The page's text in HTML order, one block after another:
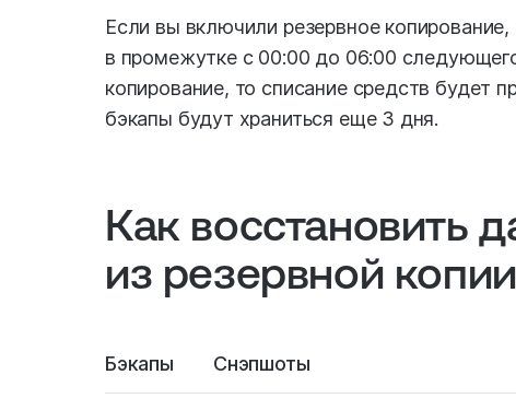
Если вы включили резервное
в промежутке с 00:00 до 06:00
копирование, то списание средств будет
бэкапы будут храниться еще 3 дня.
Как восстановить
из резервной копии
Бэкапы Снэпшоты